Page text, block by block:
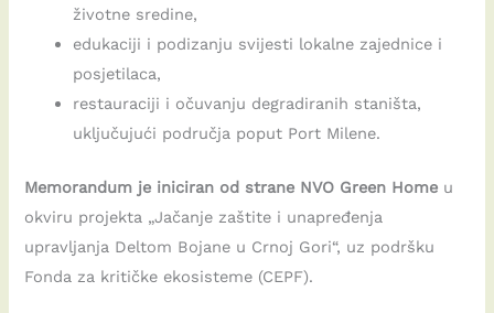
životne sredine,
edukaciji i podizanju svijesti lokalne zajednice i
posjetilaca,
restauraciji i očuvanju degradiranih staništa,
uključujući područja poput Port Milene.
Memorandum je iniciran od strane NVO Green Home u
okviru projekta „Jačanje zaštite i unapređenja
upravljanja Deltom Bojane u Crnoj Gori“, uz podršku
Fonda za kritičke ekosisteme (CEPF).